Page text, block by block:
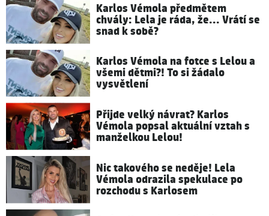
Karlos Vémola předmětem
chvály: Lela je ráda, že... Vrátí se
snad k sobě?
Karlos Vémola na fotce s Lelou a
všemi dětmi?! To si žádalo
vysvětlení
Přijde velký návrat? Karlos
Vémola popsal aktuální vztah s
manželkou Lelou!
Nic takového se neděje! Lela
Vémola odrazila spekulace po
rozchodu s Karlosem